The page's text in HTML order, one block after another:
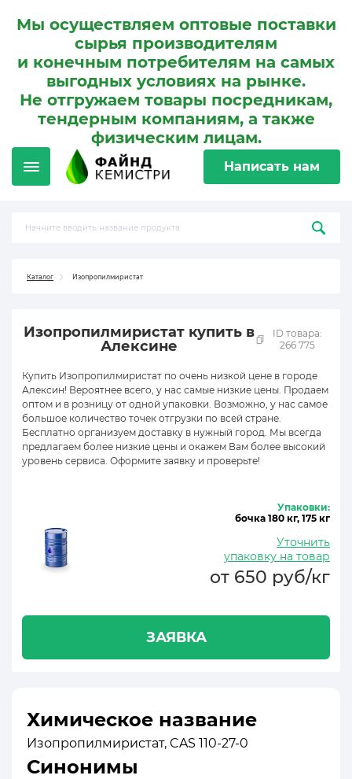
Мы осуществляем оптовые поставки
сырья производителям
и конечным потребителям на самых
выгодных условиях на рынке.
Не отгружаем товары посредникам,
тендерным компаниям, а также
физическим лицам.
Написать нам
Каталог Изопропилмиристат
Изопропилмиристат купить в
Алексине
ID товара:
266 775
Купить Изопропилмиристат по очень низкой цене в городе
Алексин! Вероятнее всего, у нас самые низкие цены. Продаем
оптом и в розницу от одной упаковки. Возможно, у нас самое
большое количество точек отгрузки по всей стране.
Бесплатно организуем доставку в нужный город. Мы всегда
предлагаем более низкие цены и окажем Вам более высокий
уровень сервиса. Оформите заявку и проверьте!
Упаковки:
бочка 180 кг, 175 кг
Уточнить
упаковку на товар
от 650 руб/кг
ЗАЯВКА
Химическое название
Изопропилмиристат, CAS 110-27-0
Синонимы